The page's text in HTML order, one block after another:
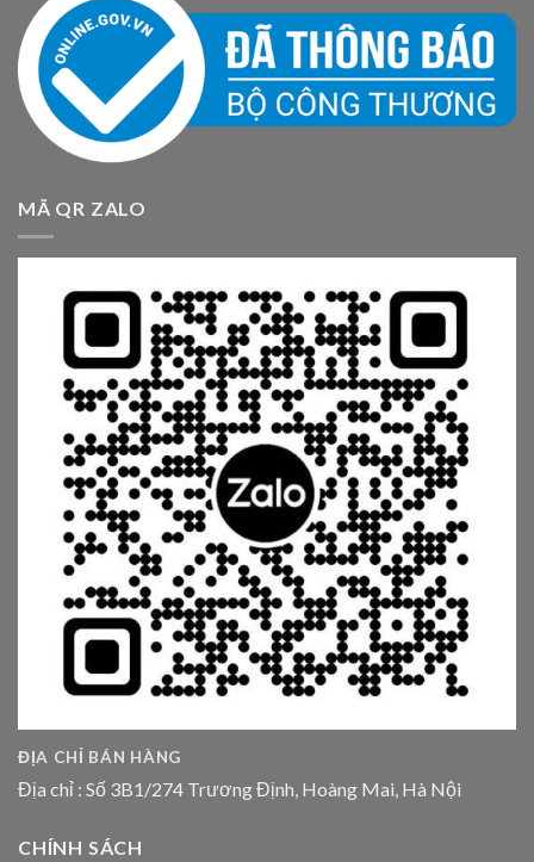
MÃ QR ZALO
ĐỊA CHỈ BÁN HÀNG
Địa chỉ : Số 3B1/274 Trương Định, Hoàng Mai, Hà Nội
CHÍNH SÁCH